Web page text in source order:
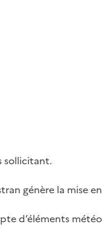
sollicitant.
génère la
d’éléments